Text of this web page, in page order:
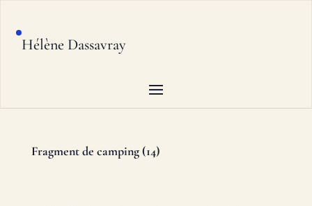
Hélène Dassavray
Fragment de camping (14)